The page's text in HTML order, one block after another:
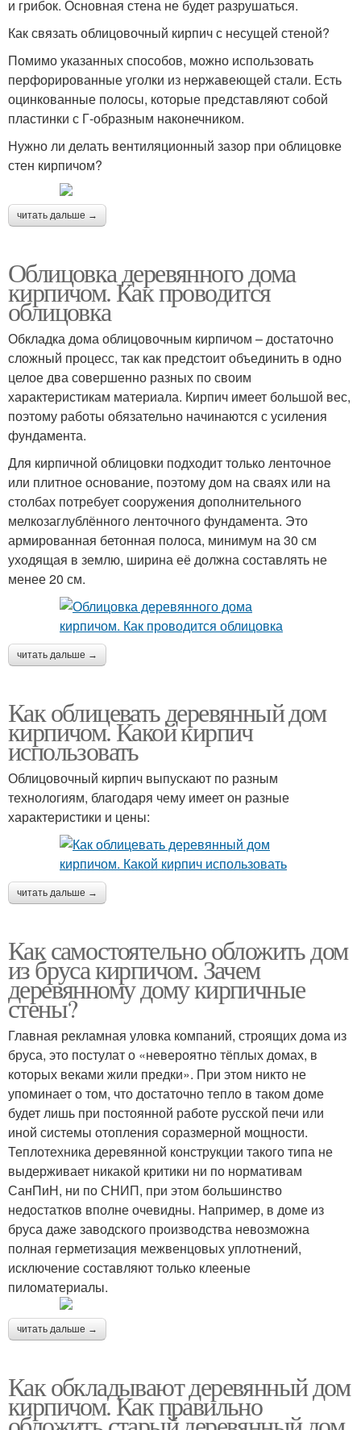
и грибок. Основная стена не будет разрушаться.
Как связать облицовочный кирпич с несущей стеной?
Помимо указанных способов, можно использовать
перфорированные уголки из нержавеющей стали. Есть
оцинкованные полосы, которые представляют собой
пластинки с Г-образным наконечником.
Нужно ли делать вентиляционный зазор при облицовке
стен кирпичом?
читать дальше →
Облицовка деревянного дома
кирпичом. Как проводится
облицовка
Обкладка дома облицовочным кирпичом – достаточно
сложный процесс, так как предстоит объединить в одно
целое два совершенно разных по своим
характеристикам материала. Кирпич имеет большой вес,
поэтому работы обязательно начинаются с усиления
фундамента.
Для кирпичной облицовки подходит только ленточное
или плитное основание, поэтому дом на сваях или на
столбах потребует сооружения дополнительного
мелкозаглублённого ленточного фундамента. Это
армированная бетонная полоса, минимум на 30 см
уходящая в землю, ширина её должна составлять не
менее 20 см.
читать дальше →
Как облицевать деревянный дом
кирпичом. Какой кирпич
использовать
Облицовочный кирпич выпускают по разным
технологиям, благодаря чему имеет он разные
характеристики и цены:
читать дальше →
Как самостоятельно обложить дом
из бруса кирпичом. Зачем
деревянному дому кирпичные
стены?
Главная рекламная уловка компаний, строящих дома из
бруса, это постулат о «невероятно тёплых домах, в
которых веками жили предки». При этом никто не
упоминает о том, что достаточно тепло в таком доме
будет лишь при постоянной работе русской печи или
иной системы отопления соразмерной мощности.
Теплотехника деревянной конструкции такого типа не
выдерживает никакой критики ни по нормативам
СанПиН, ни по СНИП, при этом большинство
недостатков вполне очевидны. Например, в доме из
бруса даже заводского производства невозможна
полная герметизация межвенцовых уплотнений,
исключение составляют только клееные
пиломатериалы.
читать дальше →
Как обкладывают деревянный дом
кирпичом. Как правильно